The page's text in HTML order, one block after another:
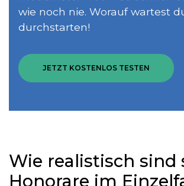
wie noch nie. Worauf wartest
durchstarten!
JETZT KOSTENLOS TESTEN
Wie realistisch sind
Honorare im